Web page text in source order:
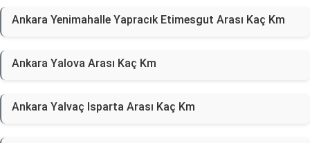
Ankara Yenimahalle Yapracık Etimesgut Arası Kaç Km
Ankara Yalova Arası Kaç Km
Ankara Yalvaç Isparta Arası Kaç Km